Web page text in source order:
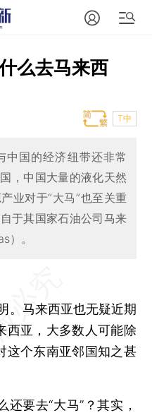
么去马来西
T中
中国的经济纽带还非常
，中国大量的液化天然
业对于“大马”也至关重
于其国家石油公司马来
）。
马来西亚也无疑近期
西亚，大多数人可能除
这个东南亚邻国知之甚
要去“大马”？其实，